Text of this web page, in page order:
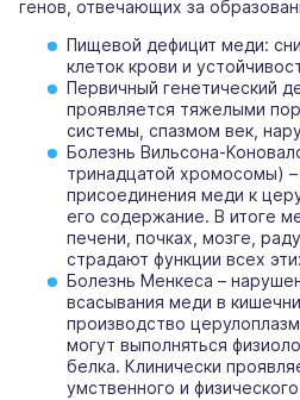
генов, отвечающих за
Пищевой дефицит меди:
клеток крови и
Первичный генетический
проявляется тяжелыми
системы, спазмом век,
Болезнь Вильсона-
тринадцатой хромосомы)
присоединения меди к
его содержание. В итоге
печени, почках, мозге,
страдают функции всех
Болезнь Менкеса –
всасывания меди в
производство
могут выполняться
белка. Клинически
умственного и